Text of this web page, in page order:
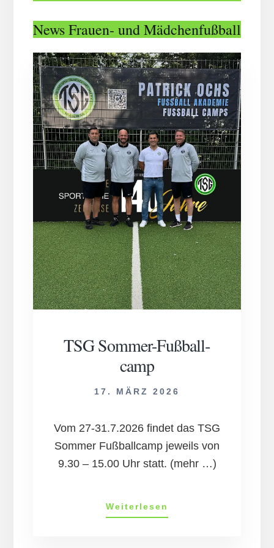
News Frauen- und Mädchenfußball
TSG Som­mer-Fuß­ball­
camp
17. MÄRZ 2026
Vom 27-31.7.2026 findet das TSG
Sommer Fußballcamp jeweils von
9.30 – 15.00 Uhr statt. (mehr …)
Weiterlesen
Som­